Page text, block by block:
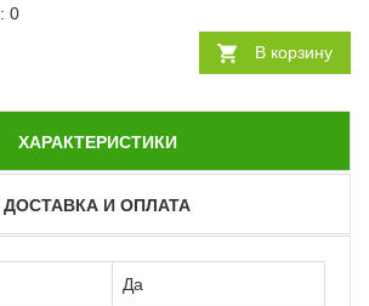
: 0
В корзину
ХАРАКТЕРИСТИКИ
ДОСТАВКА И ОПЛАТА
Да